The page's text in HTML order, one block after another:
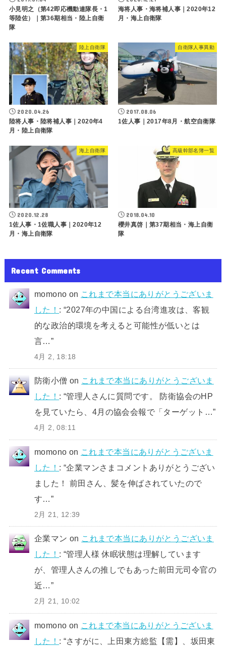
小見明之（第42即応機動連隊長・1
等陸佐）｜第36期相当・陸上自衛
隊
海将人事・海将補人事｜2020年12
月・海上自衛隊
陸上自衛隊
2020.04.26
陸将人事・陸将補人事｜2020年4
月・陸上自衛隊
自衛隊人事異動
2017.08.06
1佐人事｜2017年8月・航空自衛隊
海上自衛隊
2020.12.28
1佐人事・1佐職人事｜2020年12
月・海上自衛隊
高級幹部名簿一覧
2018.04.10
櫻井真啓｜第37期相当・海上自衛
隊
Recent Comments
momono on これまで本当にありがとうございま
した！ : “2027年の中国による台湾進攻は、客観
的な政治的環境を考えると可能性が低いとは
言…”
4月 2, 18:18
防衛小僧 on これまで本当にありがとうございま
した！ : “管理人さんに質問です。 防衛協会のHP
を見ていたら、4月の協会会報で「ターゲット…”
4月 2, 08:11
momono on これまで本当にありがとうございま
した！ : “企業マンさまコメントありがとうござい
ました！ 前田さん、髪を伸ばされていたので
す…”
2月 21, 12:39
企業マン on これまで本当にありがとうございま
した！ : “管理人様 休眠状態は理解しています
が、管理人さんの推しでもあった前田元司令官の
近…”
2月 21, 10:02
momono on これまで本当にありがとうございま
した！ : “さすがに、上田東方総監【需】、坂田東